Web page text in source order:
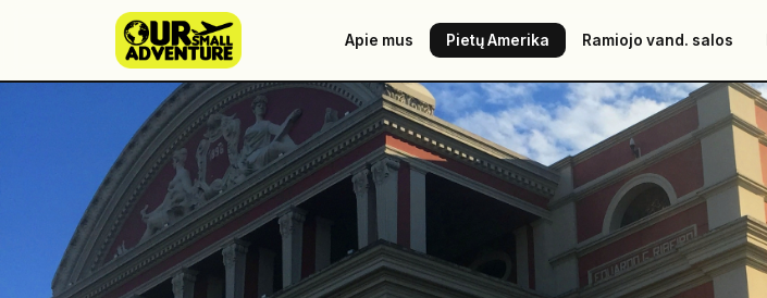
Apie mus Pietų Amerika Ramiojo vand. salos